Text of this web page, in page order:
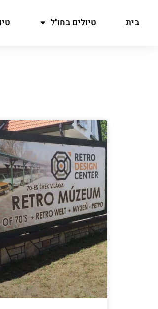
בית טיולים בחו"ל